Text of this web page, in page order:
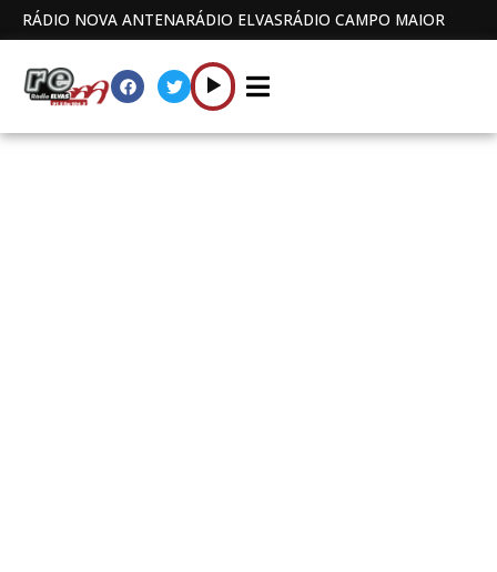
RÁDIO NOVA ANTENARÁDIO ELVASRÁDIO CAMPO MAIOR